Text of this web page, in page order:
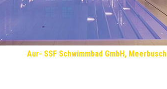
Aur- SSF Schwimmbad GmbH, Meerbusch